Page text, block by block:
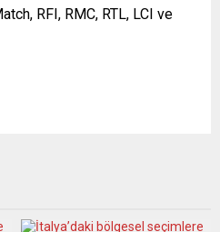
RFI, RMC, RTL, LCI ve